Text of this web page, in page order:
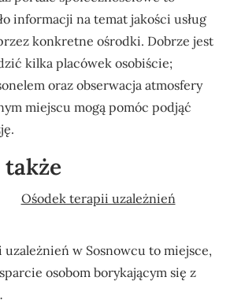
informacji na temat jakości usług
konkretne ośrodki. Dobrze jest
kilka placówek osobiście;
oraz obserwacja atmosfery
miejscu mogą pomóc podjąć
Ośodek terapii uzależnień
w Sosnowcu to miejsce,
osobom borykającym się z